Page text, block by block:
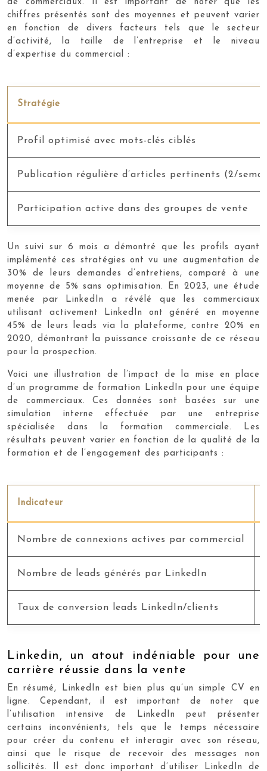
de commerciaux. Il est important de noter que les
chiffres présentés sont des moyennes et peuvent varier
en fonction de divers facteurs tels que le secteur
d’activité, la taille de l’entreprise et le niveau
d’expertise du commercial :
Stratégie
Profil optimisé avec mots-clés ciblés
Publication régulière d’articles pertinents (2/
Participation active dans des groupes de vente
Un suivi sur 6 mois a démontré que les profils ayant
implémenté ces stratégies ont vu une augmentation de
30% de leurs demandes d’entretiens, comparé à une
moyenne de 5% sans optimisation. En 2023, une étude
menée par LinkedIn a révélé que les commerciaux
utilisant activement LinkedIn ont généré en moyenne
45% de leurs leads via la plateforme, contre 20% en
2020, démontrant la puissance croissante de ce réseau
pour la prospection.
Voici une illustration de l’impact de la mise en place
d’un programme de formation LinkedIn pour une équipe
de commerciaux. Ces données sont basées sur une
simulation interne effectuée par une entreprise
spécialisée dans la formation commerciale. Les
résultats peuvent varier en fonction de la qualité de la
formation et de l’engagement des participants :
Indicateur
Nombre de connexions actives par commercial
Nombre de leads générés par LinkedIn
Taux de conversion leads LinkedIn/clients
Linkedin, un atout indéniable pour une
carrière réussie dans la vente
En résumé, LinkedIn est bien plus qu’un simple CV en
ligne. Cependant, il est important de noter que
l’utilisation intensive de LinkedIn peut présenter
certains inconvénients, tels que le temps nécessaire
pour créer du contenu et interagir avec son réseau,
ainsi que le risque de recevoir des messages non
sollicités. Il est donc important d’utiliser LinkedIn de